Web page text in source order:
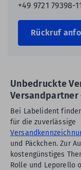
+49 9721 79398-
Rückruf
Unbedruckte
Versandpartner
Bei Labelident
für die zuverlässige
und Päckchen. Zur
kostengünstiges
Rolle und Leporello